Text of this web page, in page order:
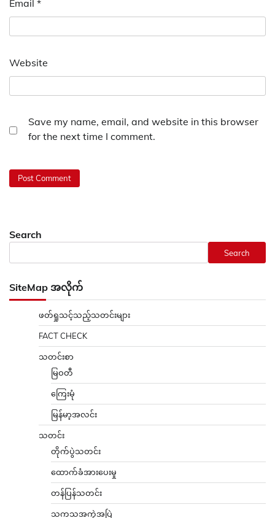
Email *
Website
Save my name, email, and website in this browser
for the next time I comment.
Search
Search
SiteMap အလိုက်
ဖတ်ရှုသင့်သည့်သတင်းများ
FACT CHECK
သတင်းစာ
မြဝတီ
ကြေးမုံ
မြန်မာ့အလင်း
သတင်း
တိုက်ပွဲသတင်း
ထောက်ခံအားပေးမှု
တန်ပြန်သတင်း
သကသအကွဲအပြဲ